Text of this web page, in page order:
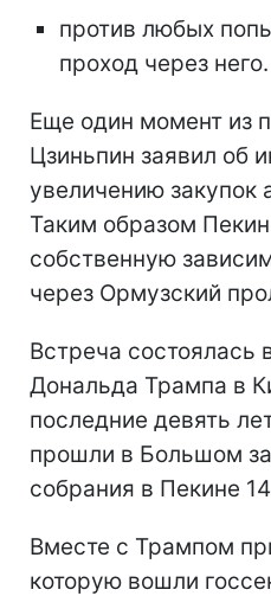
против любых
проход через него.
Еще один момент из
Цзиньпин заявил об
увеличению закупок
Таким образом
собственную
через Ормузский
Встреча состоялась
Дональда Трампа в
последние девять
прошли в Большом
собрания в Пекине
Вместе с Трампом
которую вошли